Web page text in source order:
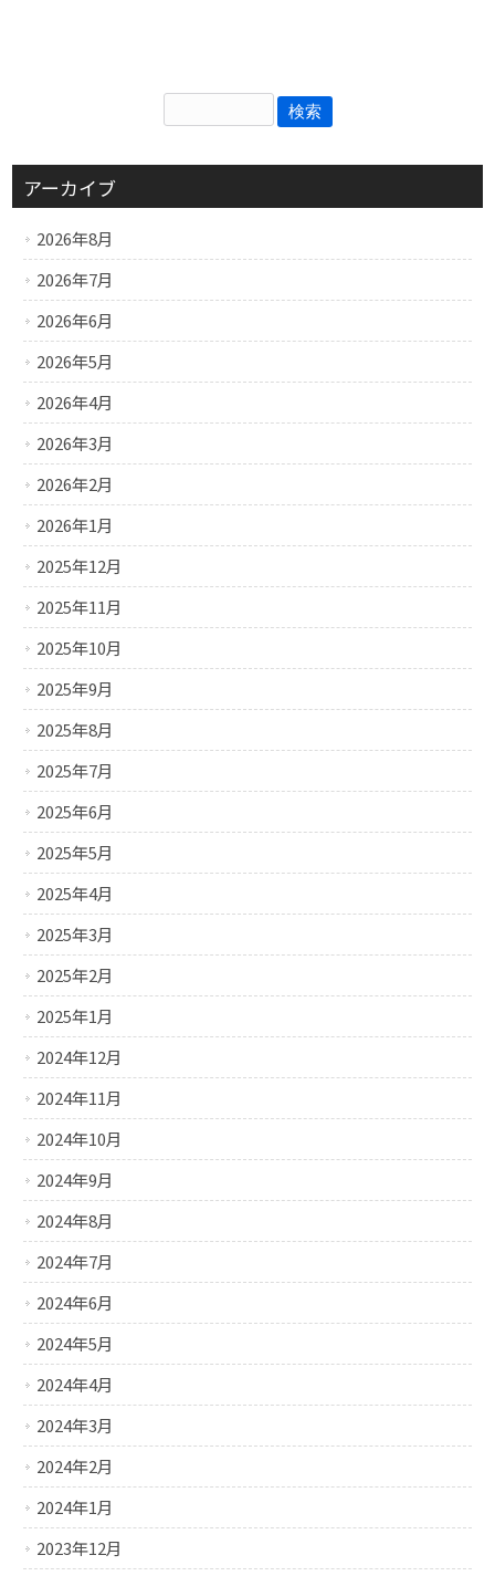
アーカイブ
2026年8月
2026年7月
2026年6月
2026年5月
2026年4月
2026年3月
2026年2月
2026年1月
2025年12月
2025年11月
2025年10月
2025年9月
2025年8月
2025年7月
2025年6月
2025年5月
2025年4月
2025年3月
2025年2月
2025年1月
2024年12月
2024年11月
2024年10月
2024年9月
2024年8月
2024年7月
2024年6月
2024年5月
2024年4月
2024年3月
2024年2月
2024年1月
2023年12月